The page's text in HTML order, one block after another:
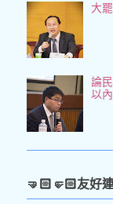
大
論
以
🤜🏻🤛🏻友好